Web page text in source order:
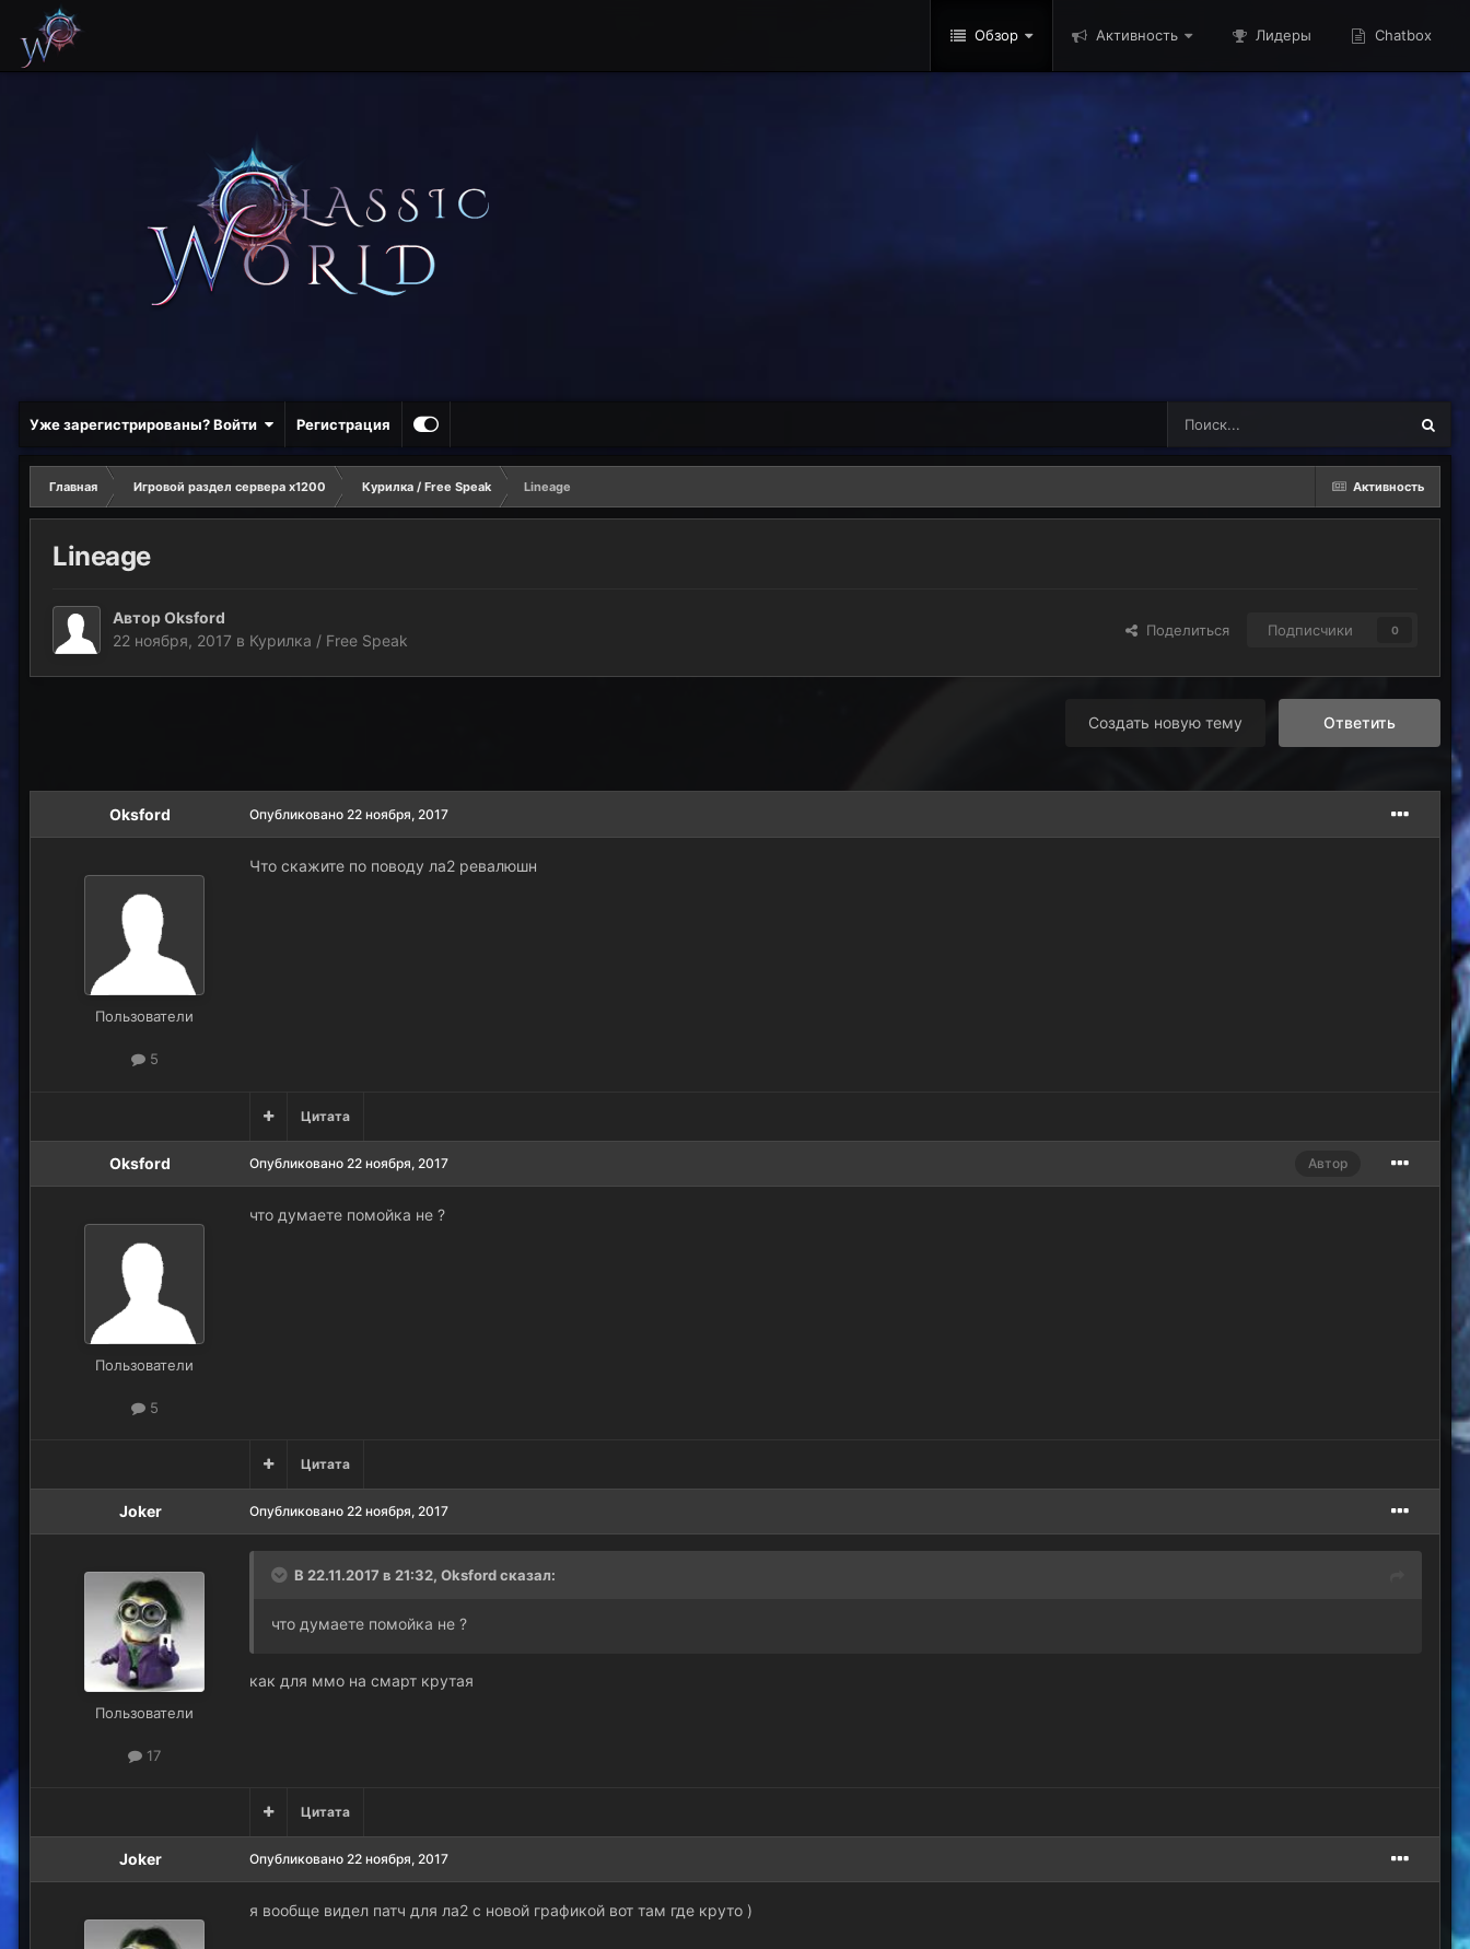
Обзор Активность Лидеры Chatbox
Уже зарегистрированы? Войти Регистрация
Активность
Главная Игровой раздел сервера х1200 Курилка / Free Speak Lineage
Lineage
АвторOksford
22 ноября, 2017 в Курилка / Free Speak
Поделиться Подписчики 0
Ответить
Создать новую тему
Oksford
Пользователи
5
Опубликовано 22 ноября, 2017
Что скажите по поводу ла2 ревалюшн
Цитата
Oksford
Пользователи
5
Автор
Опубликовано 22 ноября, 2017
что думаете помойка не ?
Цитата
Joker
Пользователи
17
Опубликовано 22 ноября, 2017
В 22.11.2017 в 21:32, Oksford сказал:
что думаете помойка не ?
как для ммо на смарт крутая
Цитата
Joker Опубликовано 22 ноября, 2017
я вообще видел патч для ла2 с новой графикой вот там где круто )